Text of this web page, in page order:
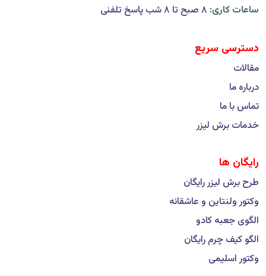
ساعات کاری: ۸ صبح تا ۸ شب پاسخ تلفنی
دسترسی سریع
مقالات
درباره ما
تماس با ما
خدمات برش لیزر
رایگان ها
طرح برش لیزر رایگان
وکتور ولنتاین و عاشقانه
الگوی جعبه کادو
الگو کیف چرم رایگان
وکتور اسلیمی